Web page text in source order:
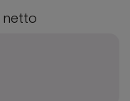
netto